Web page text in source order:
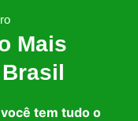
Mais
tem tudo o